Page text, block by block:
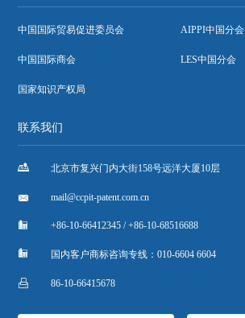
中国国际贸易促进委员会 AIPPI中国分会
中国国际商会 LES中国分会
国家知识产权局
联系我们
 北京市复兴门内大街158号远洋大厦10层
 mail@ccpit-patent.com.cn
 +86-10-66412345 / +86-10-68516688
 国内客户商标咨询专线：010-6604 6604
 86-10-66415678